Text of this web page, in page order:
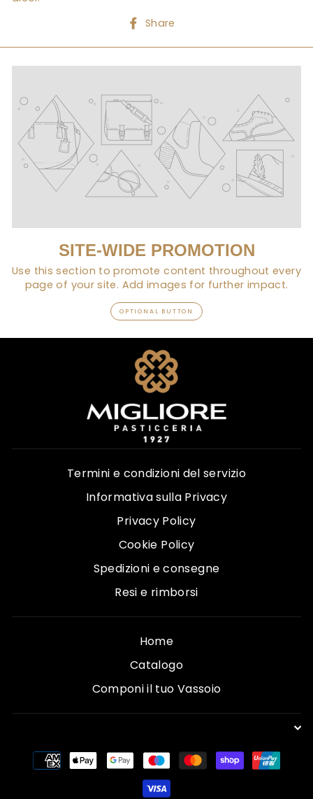
Share
Facebook
SITE-WIDE PROMOTION
Use this section to promote content throughout every
page of your site. Add images for further impact.
OPTIONAL BUTTON
Termini e condizioni del servizio
Informativa sulla Privacy
Privacy Policy
Cookie Policy
Spedizioni e consegne
Resi e rimborsi
Home
Catalogo
Componi il tuo Vassoio